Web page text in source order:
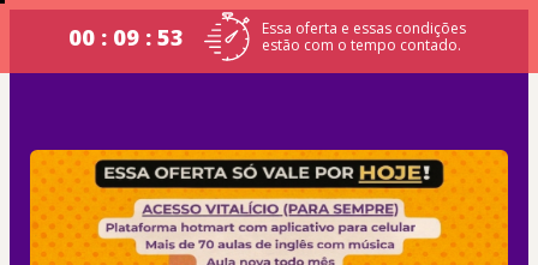
00 : 09 : 53
Essa oferta e essas condições
estão com o tempo contado.